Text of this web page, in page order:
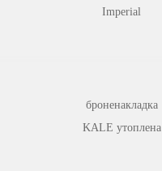
Imperial
броненакладка
KALE утоплена